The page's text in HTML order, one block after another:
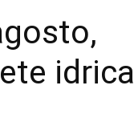
idrica